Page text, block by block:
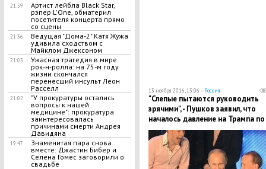
21:59
Артист лейбла Black Star,
рэпер L'One, обматерил
посетителя концерта прямо
со сцены
21:36
Ведущая "Дома-2" Катя Жужа
удивила сходством с
Майклом Джексоном
21:03
​Ужасная трагедия в мире
рок-н-ролла: на 75-м году
жизни скончался
перенесший инсульт Леон
Расселл
21:02
"У прокуратуры остались
вопросы к нашей
медицине": прокуратура
заинтересовалась
причинами смерти Андрея
Давидяна
19:47
Знаменитая пара снова
вместе: Джастин Бибер и
Селена Гомес заговорили о
свадьбе
13 ноября 2016, 13:06 —Россия
"Слепые пытаются руководить
зрячими", - Пушков заявил, что
началось давление на Трампа по
Сирии